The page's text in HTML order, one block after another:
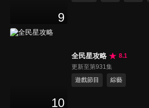
9
10
全民星攻略
8.1
更新至第931集
遊戲節目
綜藝